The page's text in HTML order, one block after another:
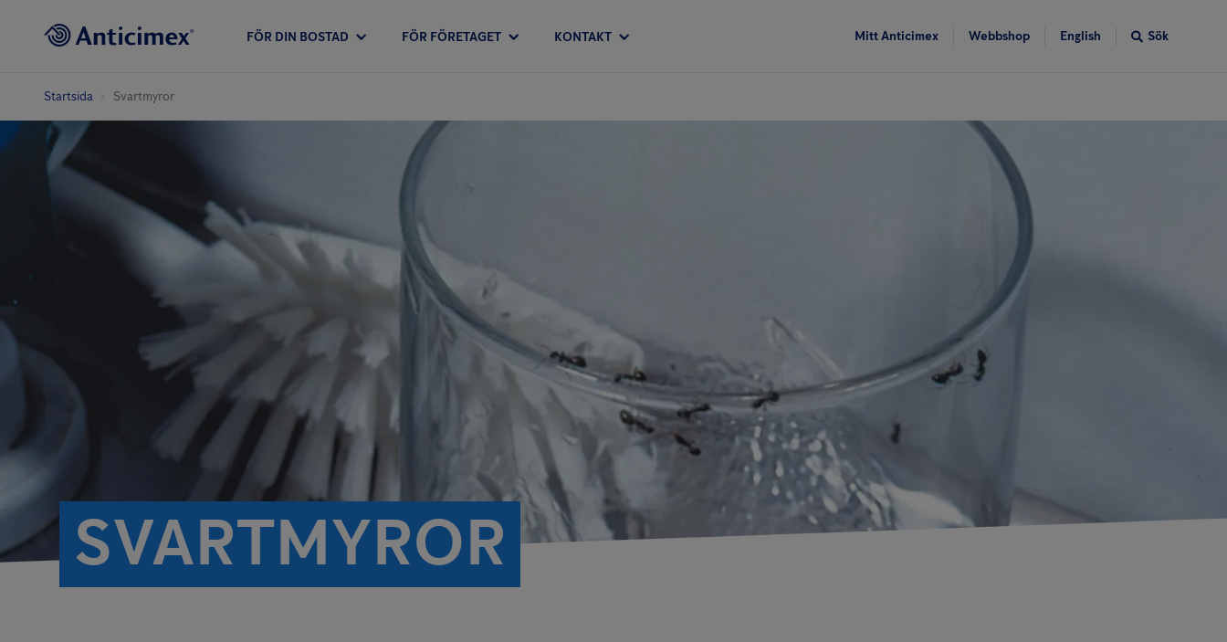
FÖR DIN BOSTAD FÖR FÖRETAGET KONTAKT Mitt Anticimex Webbshop English Sök
Startsida Svartmyror
SVARTMYROR